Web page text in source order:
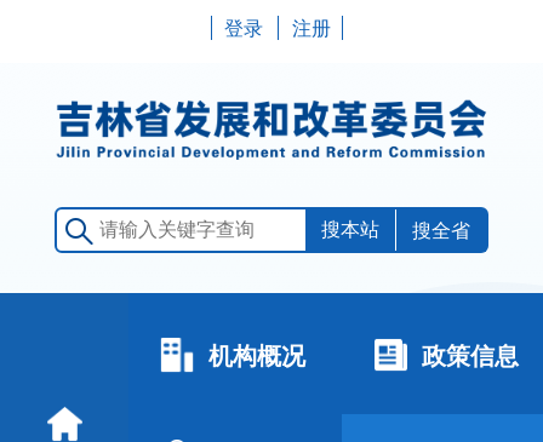
登录 注册
搜全省
机构概况 政策信息